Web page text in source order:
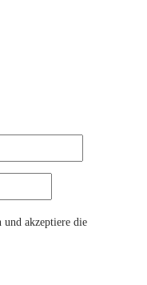
akzeptiere die